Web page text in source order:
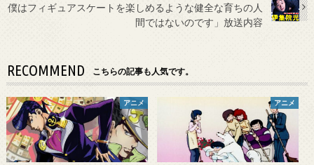
僕はフィギュアスケートを楽しめるような健全な育ちの人
間ではないのです」放送内容
RECOMMEND こちらの記事も人気です。
アニメ アニメ